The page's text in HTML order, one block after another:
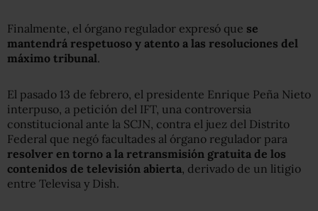
Finalmente, el órgano regulador expresó que se
mantendrá respetuoso y atento a las resoluciones del
máximo tribunal.
El pasado 13 de febrero, el presidente Enrique Peña Nieto
interpuso, a petición del IFT, una controversia
constitucional ante la SCJN, contra el juez del Distrito
Federal que negó facultades al órgano regulador para
resolver en torno a la retransmisión gratuita de los
contenidos de televisión abierta , derivado de un litigio
entre Televisa y Dish.